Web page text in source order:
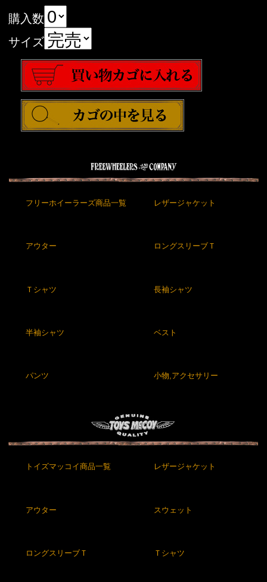
購入数
サイズ
フリーホイーラーズ商品一覧 レザージャケット
アウター ロングスリーブＴ
Ｔシャツ 長袖シャツ
半袖シャツ ベスト
パンツ 小物,アクセサリー
トイズマッコイ商品一覧 レザージャケット
アウター スウェット
ロングスリーブＴ Ｔシャツ